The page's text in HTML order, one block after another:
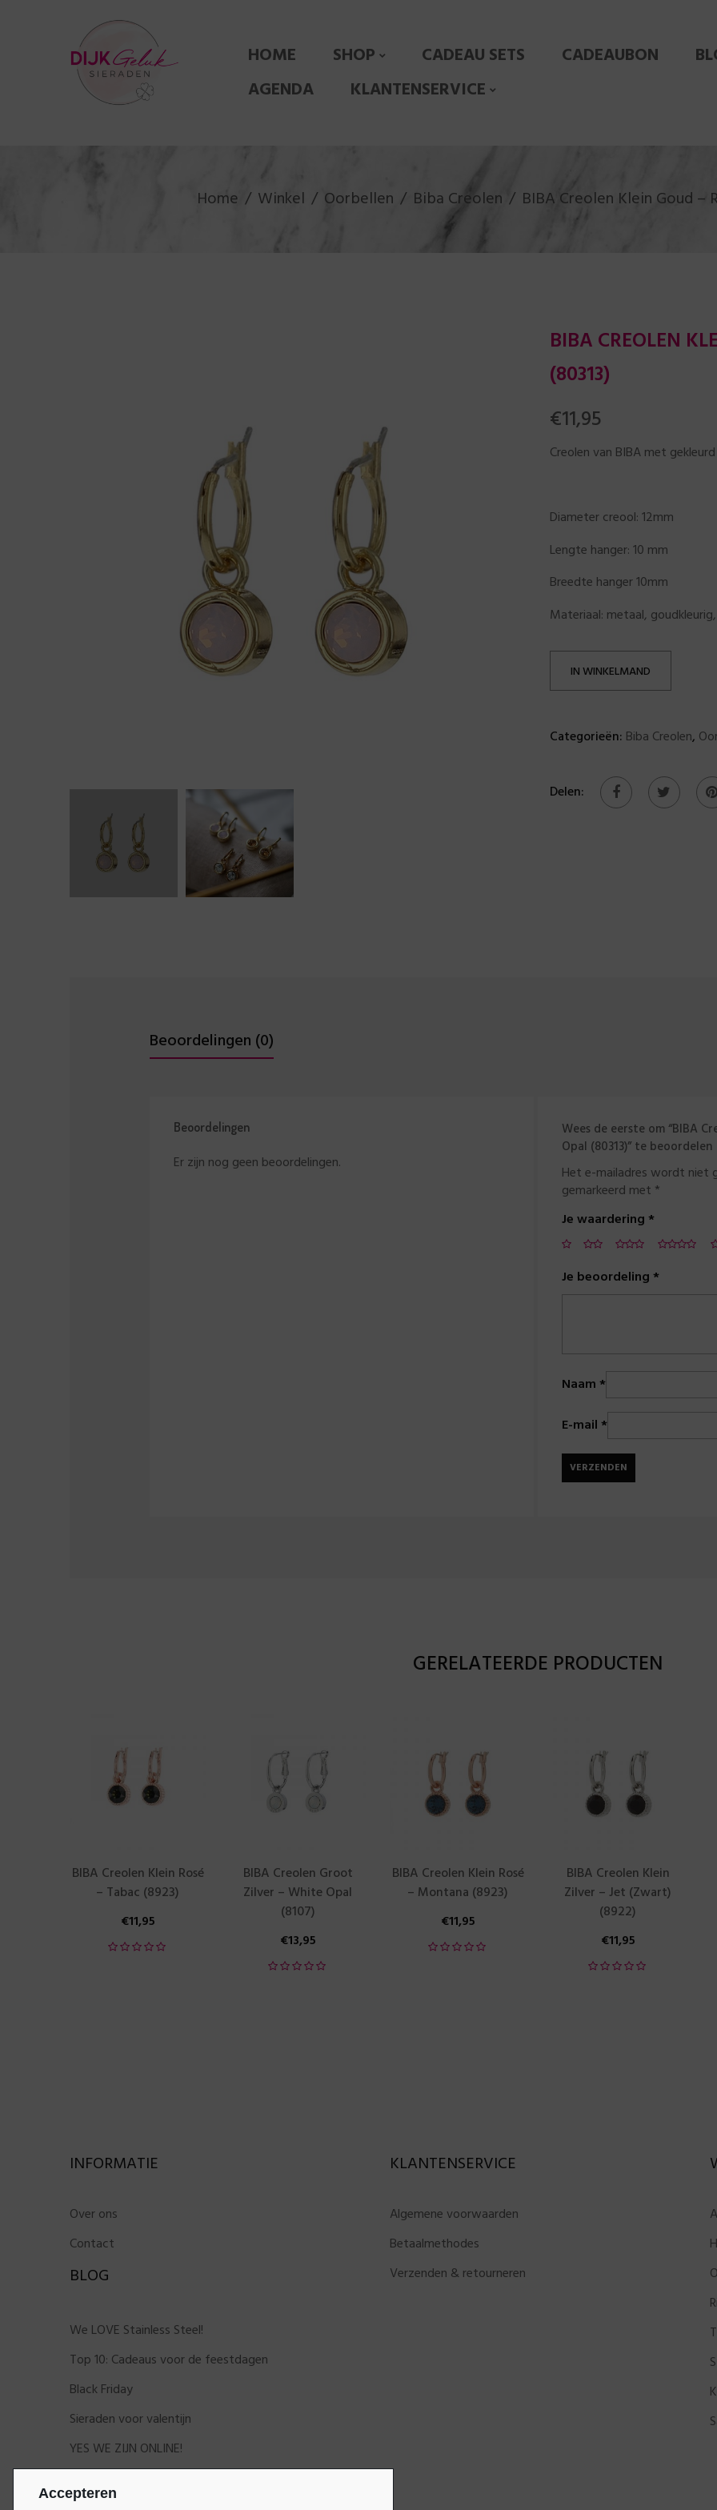
Accepteren
HOME SHOP CADEAU SETS CADEAUBON
AGENDA
KLANTENSERVICE
Home Winkel Oorbellen Biba Creolen BIBA Creolen Klein Goud –
BIBA CREOLEN
(80313)
€11,95
Creolen van BIBA met
Diameter creool: 12mm
Lengte hanger: 10 mm
Breedte hanger 10mm
Materiaal: metaal,
IN WINKELMAND
Categorieën: Biba Creolen,
Delen:
Beoordelingen (0)
Beoordelingen
Er zijn nog geen beoordelingen.
Wees de eerste om “BIBA
Opal (80313)” te beoordelen
Het e-mailadres wordt niet
gemarkeerd met *
Je waardering*
Je beoordeling*
Naam*
E-mail*
GERELATEERDE PRODUCTEN
BIBA Creolen Klein Rosé
– Tabac (8923)
€11,95
BIBA Creolen Groot
Zilver – White Opal
(8107)
€13,95
BIBA Creolen Klein Rosé
– Montana (8923)
€11,95
BIBA Creolen Klein
Zilver – Jet (Zwart)
(8922)
€11,95
INFORMATIE
Over ons
Contact
BLOG
We LOVE Stainless Steel!
Top 10: Cadeaus voor de feestdagen
Black Friday
Sieraden voor valentijn
YES WE ZIJN ONLINE!
KLANTENSERVICE
Algemene voorwaarden
Betaalmethodes
Verzenden & retourneren